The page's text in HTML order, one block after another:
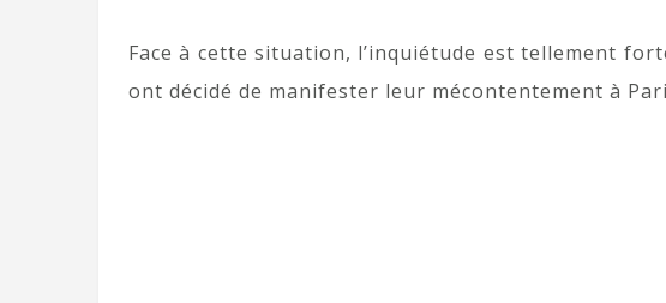
Face à cette situation, l’inquiétude est tellement
ont décidé de manifester leur mécontentement à